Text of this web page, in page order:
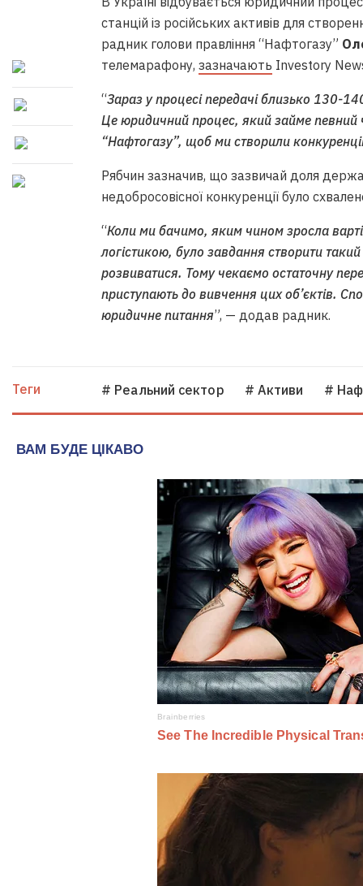
станцій із російських активів для
радник голови правління “Нафтогазу”
телемарафону, зазначають Investory
“Зараз у процесі передачі близько 130-
Це юридичний процес, який займе певний
“Нафтогазу”, щоб ми створили
Рябчин зазначив, що зазвичай доля
недобросовісної конкуренції було
“Коли ми бачимо, яким чином зросла
логістикою, було завдання створити
розвиватися. Тому чекаємо остаточну
приступають до вивчення цих об’єктів.
юридичне питання”, — додав радник.
Теги # Реальний сектор # Активи #